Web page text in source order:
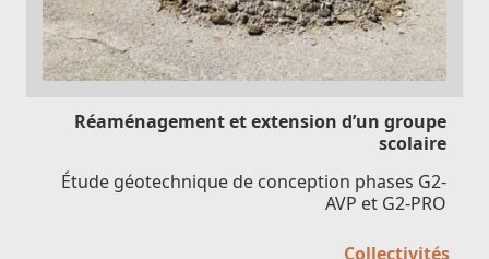
Réaménagement et extension d’un groupe
scolaire
Étude géotechnique de conception phases G2-
AVP et G2-PRO
Collectivités